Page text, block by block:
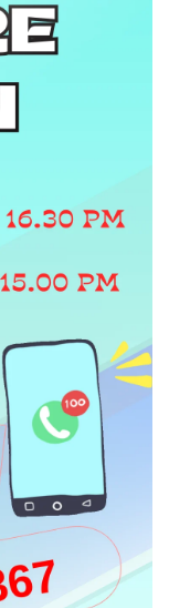
giúp:
chạm nhẹ
gồm:
bạt (co giãn,
được chấm
sử dụng